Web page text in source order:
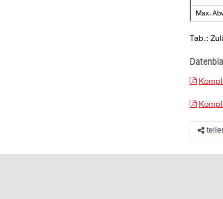
Max.
Tab.: